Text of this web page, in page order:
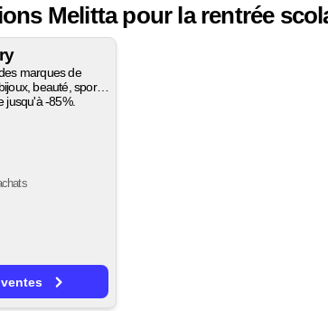
Melitta pour la rentrée
marques de
beauté, sport,
jusqu'à -85%.